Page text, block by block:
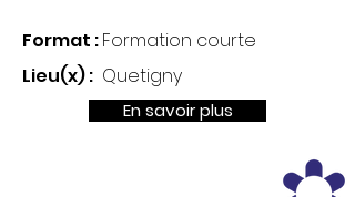
Format :Formation courte
Lieu(x) : Quetigny
En savoir plus